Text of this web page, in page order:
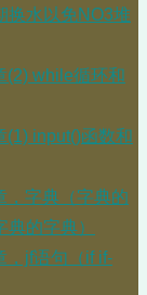
换水以免NO3堆
(2) while循环和
(1) input()函数和
，字典（字典的
的字典）
，jf语句（if if-